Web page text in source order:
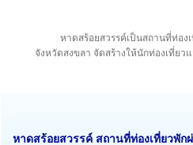
หาดสร้อยสวรรค์เป็นสถานที่ท่อง
จังหวัดสงขลา จัดสร้างให้นักท่องเที่ยว
หาดสร้อยสวรรค์ สถานที่ท่องเที่ยวพัก